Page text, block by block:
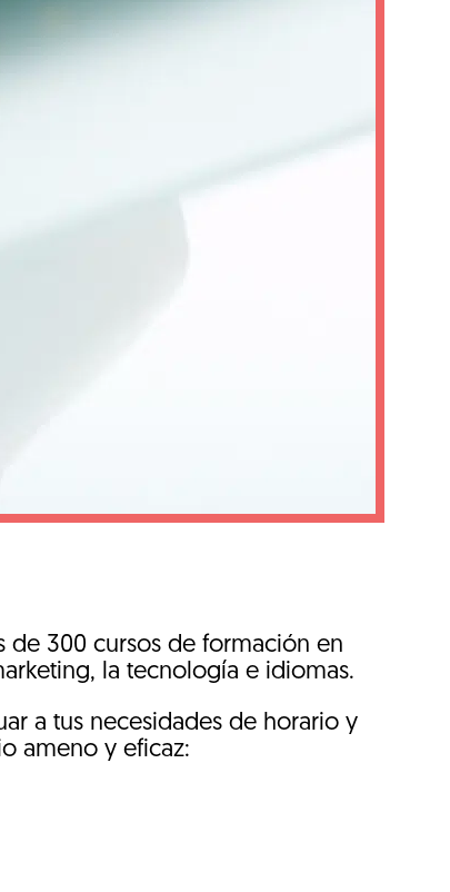
de 300 cursos de formación en
la tecnología e idiomas.
a tus necesidades de horario y
ameno y eficaz: